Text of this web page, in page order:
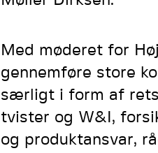
Med møderet for
gennemføre store
særligt i form af
tvister og W&I,
og produktansvar,